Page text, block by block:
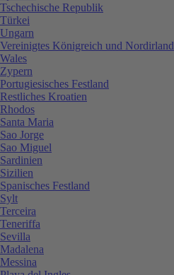
Tschechische Republik
Türkei
Ungarn
Vereinigtes Königreich und Nordirland
Wales
Zypern
Portugiesisches Festland
Restliches Kroatien
Rhodos
Santa Maria
Sao Jorge
Sao Miguel
Sardinien
Sizilien
Spanisches Festland
Sylt
Terceira
Teneriffa
Sevilla
Madalena
Messina